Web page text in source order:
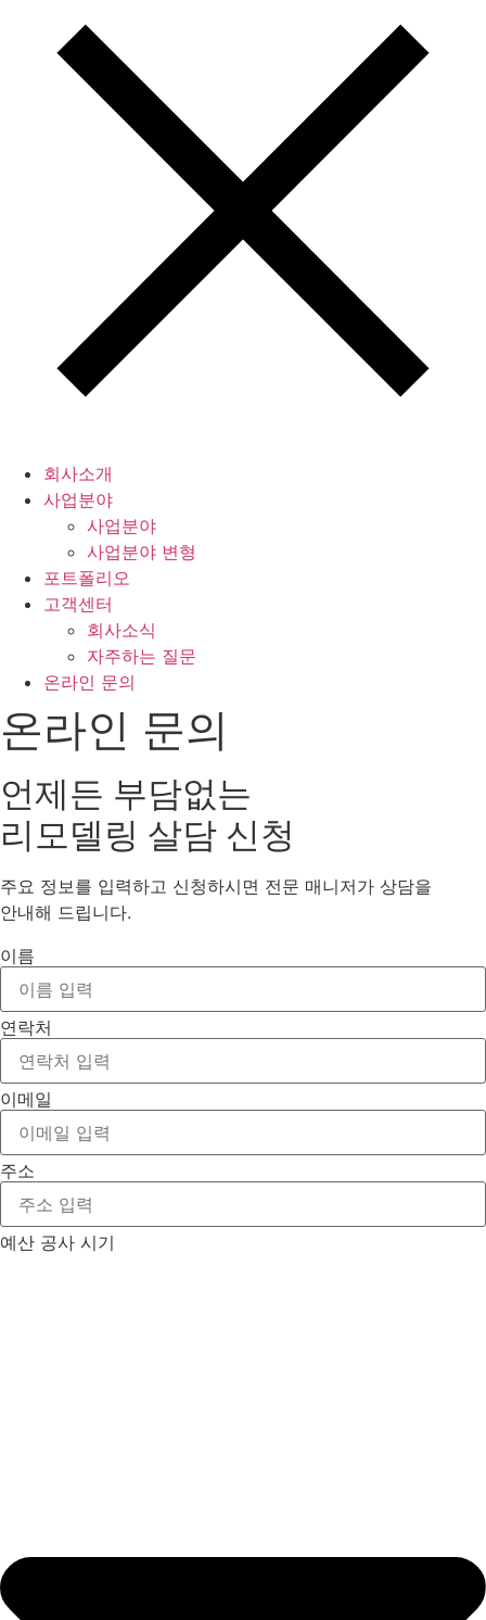
회사소개
사업분야
사업분야
사업분야 변형
포트폴리오
고객센터
회사소식
자주하는 질문
온라인 문의
온라인 문의
언제든 부담없는
리모델링 살담 신청
주요 정보를 입력하고 신청하시면 전문 매니저가 상담을
안내해 드립니다.
이름
연락처
이메일
주소
예산 공사 시기